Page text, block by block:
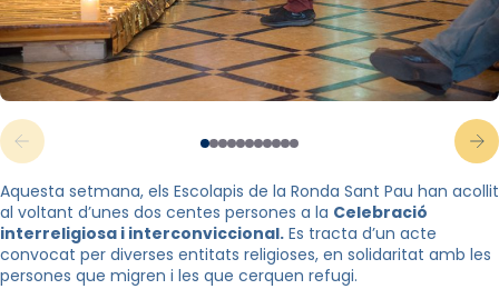
Aquesta setmana, els Escolapis de la Ronda Sant Pau han acollit
al voltant d’unes dos centes persones a la Celebració
interreligiosa i interconviccional. Es tracta d’un acte
convocat per diverses entitats religioses, en solidaritat amb les
persones que migren i les que cerquen refugi.